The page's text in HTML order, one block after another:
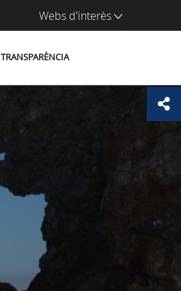
Webs d'interès
TRANSPARÈNCIA